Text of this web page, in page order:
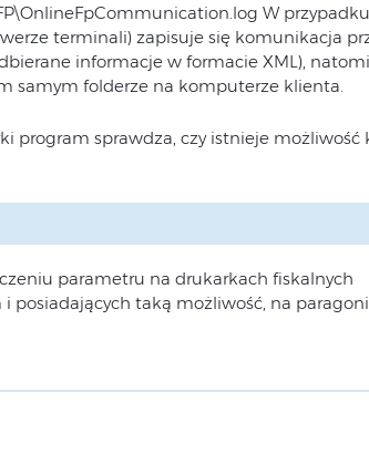
W
terminali) zapisuje się komunikacja
informacje w formacie XML),
samym folderze na komputerze klienta.
program sprawdza, czy istnieje możliwość
parametru na drukarkach fiskalnych
posiadających taką możliwość, na